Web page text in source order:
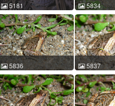
5181
花姬蛙 Microhyla pulchra
吕植桐 吕植桐 2014-10-05
20:05:54 中国广东 ACM
id:5181
5834
花姬蛙
王运宇
21:34:32 中
id:5834
5836
花姬蛙 Microhyla pulchra
王运宇 2010-04-06
21:34:52 中国广东 ACM
id:5836
5837
花姬蛙
王运宇
21:35:37 中
id:5837